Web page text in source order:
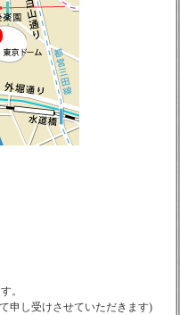
。
申し受けさせていただきます)